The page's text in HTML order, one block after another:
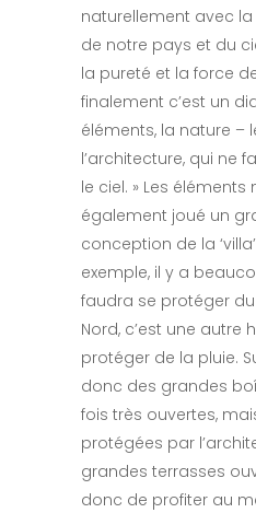
naturellement avec
de notre pays et du
la pureté et la force
finalement c’est un
éléments, la nature –
l’architecture, qui ne
le ciel. » Les
également joué un
conception de la
exemple, il y a
faudra se protéger
Nord, c’est une autre
protéger de la pluie.
donc des grandes
fois très ouvertes,
protégées par
grandes terrasses
donc de profiter au